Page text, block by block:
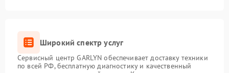
Широкий спектр услуг
Сервисный центр GARLYN обеспечивает доставку техники
по всей РФ, бесплатную диагностику и качественный